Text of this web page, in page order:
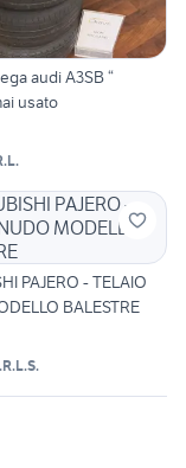
audi A3SB “
usato
PAJERO - TELAIO
BALESTRE